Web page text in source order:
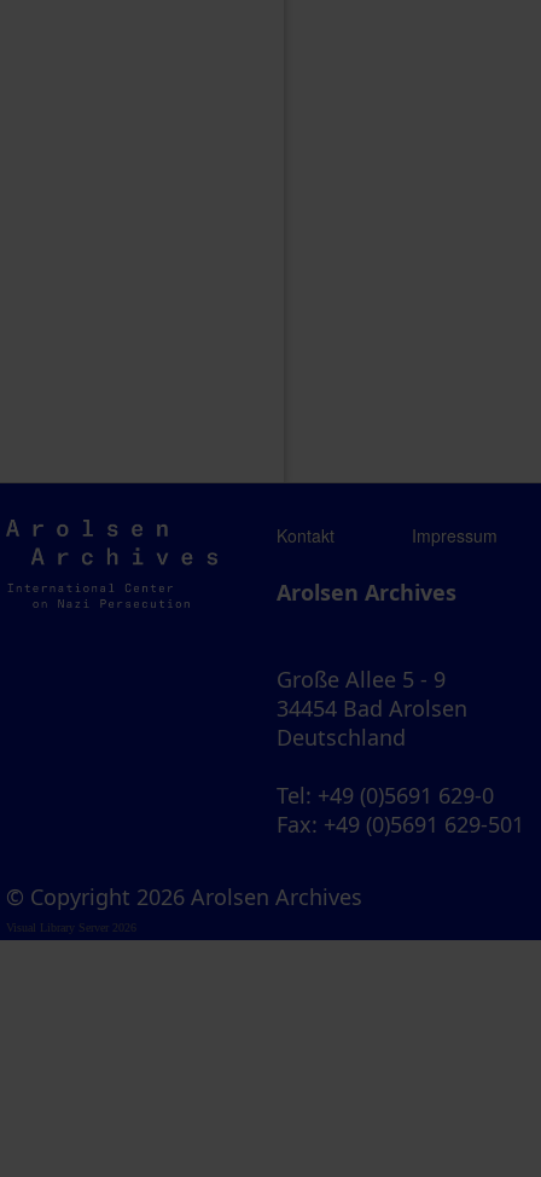
Arolsen
Archives
Kontakt Impressum
Arolsen Archives
Große Allee 5 - 9
34454 Bad Arolsen
Deutschland
Tel: +49 (0)5691 629-0
Fax: +49 (0)5691 629-501
© Copyright 2026 Arolsen Archives
Visual Library Server 2026